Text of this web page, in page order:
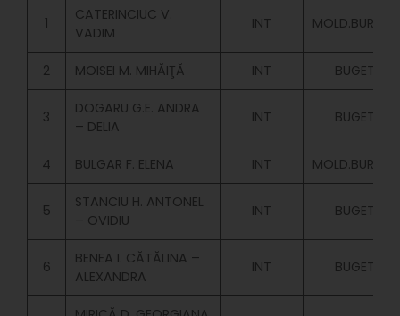
1
CATERINCIUC V.
VADIM
INT MOLD.BURSIER
2 MOISEI M. MIHĂIŢĂ INT BUGET
3
DOGARU G.E. ANDRA
– DELIA
INT BUGET
4 BULGAR F. ELENA INT MOLD.BURSIER
5
STANCIU H. ANTONEL
– OVIDIU
INT BUGET
6
BENEA I. CĂTĂLINA –
ALEXANDRA
INT BUGET